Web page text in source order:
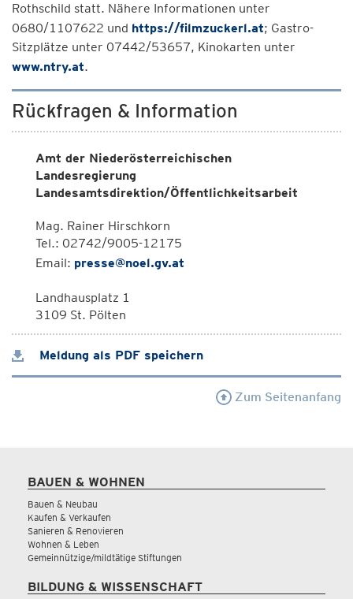
Rothschild statt. Nähere Informationen unter
0680/1107622 und https://filmzuckerl.at; Gastro-
Sitzplätze unter 07442/53657, Kinokarten unter
www.ntry.at.
Rückfragen & Information
Amt der Niederösterreichischen
Landesregierung
Landesamtsdirektion/Öffentlichkeitsarbeit
Mag. Rainer Hirschkorn
Tel.: 02742/9005-12175
Email: presse@noel.gv.at
Landhausplatz 1
3109 St. Pölten
Meldung als PDF speichern
Zum Seitenanfang
BAUEN & WOHNEN
Bauen & Neubau
Kaufen & Verkaufen
Sanieren & Renovieren
Wohnen & Leben
Gemeinnützige/mildtätige Stiftungen
BILDUNG & WISSENSCHAFT